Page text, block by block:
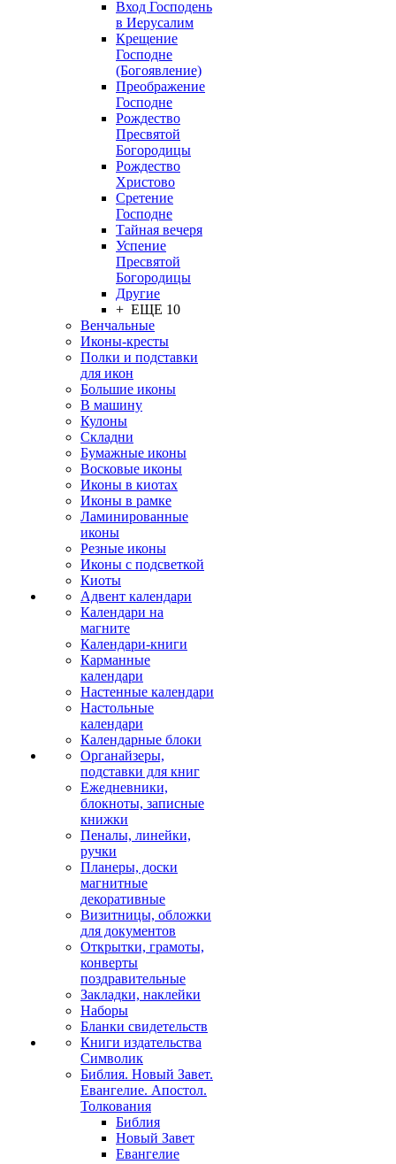
Вход Господень
в Иерусалим
Крещение
Господне
(Богоявление)
Преображение
Господне
Рождество
Пресвятой
Богородицы
Рождество
Христово
Сретение
Господне
Тайная вечеря
Успение
Пресвятой
Богородицы
Другие
+ ЕЩЕ 10
Венчальные
Иконы-кресты
Полки и подставки
для икон
Большие иконы
В машину
Кулоны
Складни
Бумажные иконы
Восковые иконы
Иконы в киотах
Иконы в рамке
Ламинированные
иконы
Резные иконы
Иконы с подсветкой
Киоты
Адвент календари
Календари на
магните
Календари-книги
Карманные
календари
Настенные календари
Настольные
календари
Календарные блоки
Органайзеры,
подставки для книг
Ежедневники,
блокноты, записные
книжки
Пеналы, линейки,
ручки
Планеры, доски
магнитные
декоративные
Визитницы, обложки
для документов
Открытки, грамоты,
конверты
поздравительные
Закладки, наклейки
Наборы
Бланки свидетельств
Книги издательства
Символик
Библия. Новый Завет.
Евангелие. Апостол.
Толкования
Библия
Новый Завет
Евангелие